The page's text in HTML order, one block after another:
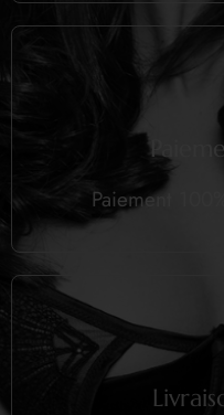
Paiement